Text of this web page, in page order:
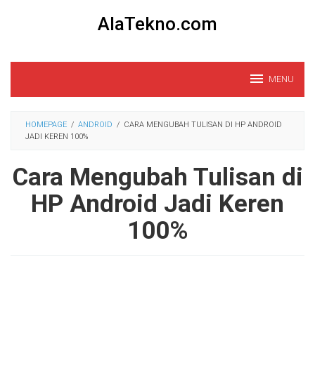
AlaTekno.com
MENU
HOMEPAGE / ANDROID / CARA MENGUBAH TULISAN DI HP ANDROID
JADI KEREN 100%
Cara Mengubah Tulisan di
HP Android Jadi Keren
100%